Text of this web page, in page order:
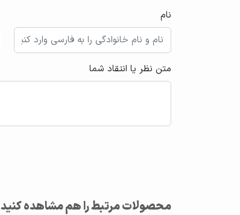
متن نظر یا انتقاد شما
نام
محصولات مرتبط را هم مشاهده کنید